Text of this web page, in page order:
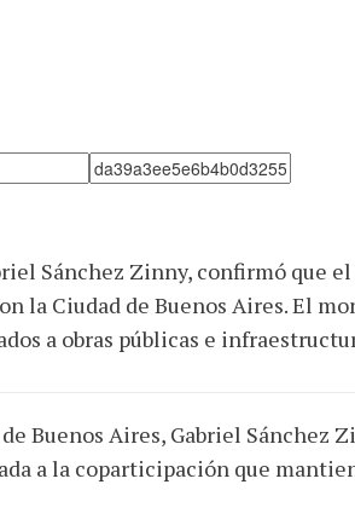
Sánchez Zinny, confirmó que
la Ciudad de Buenos Aires. El
a obras públicas e
Buenos Aires, Gabriel
a la coparticipación que